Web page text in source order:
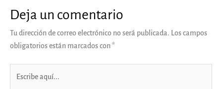
Deja un comentario
Tu dirección de correo electrónico no será publicada. Los campos
obligatorios están marcados con*